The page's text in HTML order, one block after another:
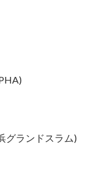
ランドスラム)